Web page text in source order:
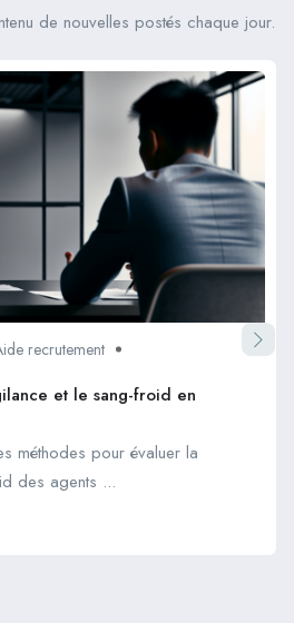
de nouvelles postés chaque jour.
recrutement
et le sang-froid en
méthodes pour évaluer la
des agents ...